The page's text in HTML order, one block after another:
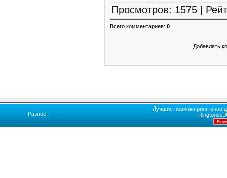
Просмотров: 1575 |
Всего комментариев: 0
Добавлять
Разное
Лучшие новинки рингтонов